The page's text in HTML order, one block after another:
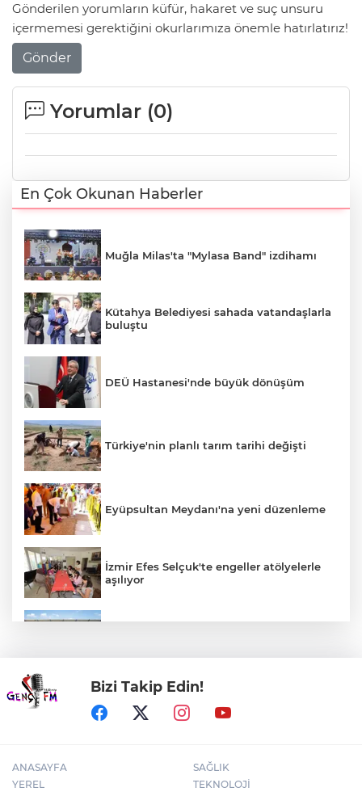
Gönderilen yorumların küfür, hakaret ve suç unsuru
içermemesi gerektiğini okurlarımıza önemle hatırlatırız!
Gönder
Yorumlar (0)
En Çok Okunan Haberler
Muğla Milas'ta "Mylasa Band" izdihamı
Kütahya Belediyesi sahada vatandaşlarla
buluştu
DEÜ Hastanesi'nde büyük dönüşüm
Türkiye'nin planlı tarım tarihi değişti
Eyüpsultan Meydanı'na yeni düzenleme
İzmir Efes Selçuk'te engeller atölyelerle
aşılıyor
Kütahya'da Geleneksel Müderris
Mahallesi Şenliği coşkusu
Bizi Takip Edin!
ANASAYFA
YEREL
SAĞLIK
TEKNOLOJİ